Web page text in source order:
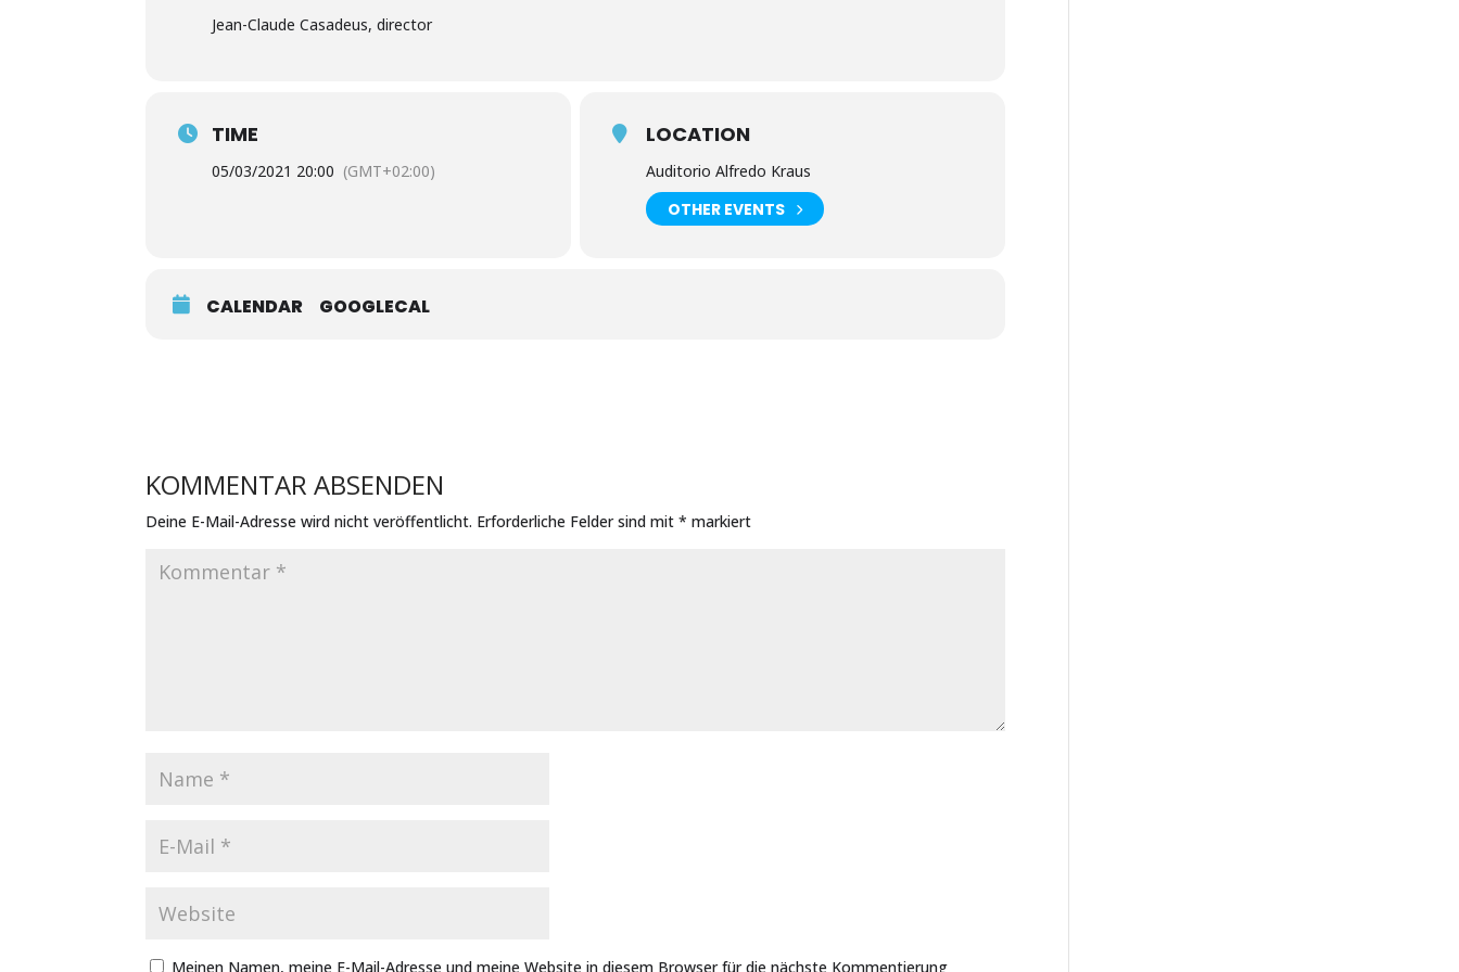
Jean-Claude Casadeus, director
TIME
05/03/2021 20:00 (GMT+02:00)
LOCATION
Auditorio Alfredo Kraus
OTHER EVENTS
CALENDAR GOOGLECAL
KOMMENTAR ABSENDEN
Deine E-Mail-Adresse wird nicht veröffentlicht. Erforderliche Felder sind mit* markiert
Meinen Namen, meine E-Mail-Adresse und meine Website in diesem Browser für die nächste Kommentierung